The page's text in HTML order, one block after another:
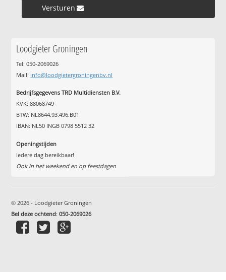
Versturen »
Loodgieter Groningen
Tel: 050-2069026
Mail: info@loodgietergroningenbv.nl
Bedrijfsgegevens TRD Multidiensten B.V.
KVK: 88068749
BTW: NL8644.93.496.B01
IBAN: NL50 INGB 0798 5512 32
Openingstijden
Iedere dag bereikbaar!
Ook in het weekend en op feestdagen
© 2026 - Loodgieter Groningen
Bel deze ochtend:050-2069026